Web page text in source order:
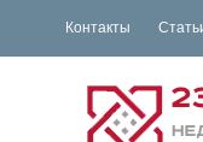
Контакты